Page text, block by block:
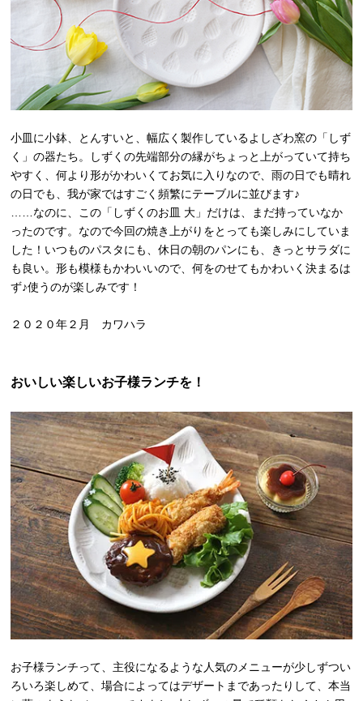
小皿に小鉢、とんすいと、幅広く製作しているよしざわ窯の「しず
く」の器たち。しずくの先端部分の縁がちょっと上がっていて持ち
やすく、何より形がかわいくてお気に入りなので、雨の日でも晴れ
の日でも、我が家ではすごく頻繁にテーブルに並びます♪
……なのに、この「しずくのお皿 大」だけは、まだ持っていなか
ったのです。なので今回の焼き上がりをとっても楽しみにしていま
した！いつものパスタにも、休日の朝のパンにも、きっとサラダに
も良い。形も模様もかわいいので、何をのせてもかわいく決まるは
ず♪使うのが楽しみです！
２０２０年２月 カワハラ
おいしい楽しいお子様ランチを！
お子様ランチって、主役になるような人気のメニューが少しずつい
ろいろ楽しめて、場合によってはデザートまであったりして、本当